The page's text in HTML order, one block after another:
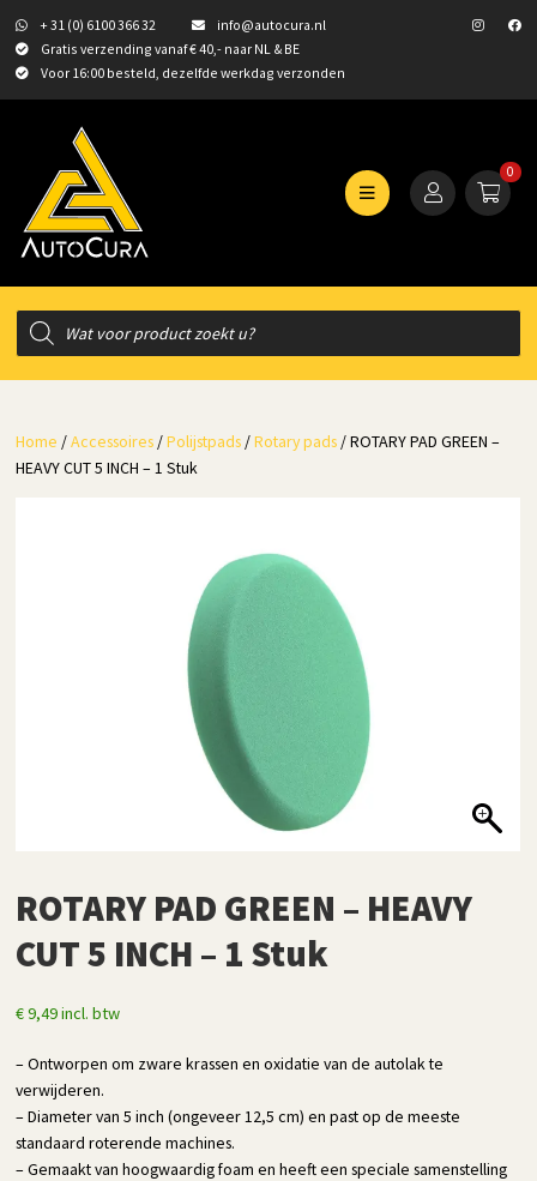
+ 31 (0) 6100 366 32
info@autocura.nl
Gratis verzending vanaf € 40,- naar NL & BE
Voor 16:00 besteld, dezelfde werkdag verzonden
0
Producten
zoeken
Home /Accessoires /Polijstpads /Rotary pads / ROTARY PAD GREEN –
HEAVY CUT 5 INCH – 1 Stuk
ROTARY PAD GREEN – HEAVY
CUT 5 INCH – 1 Stuk
€9,49incl. btw
– Ontworpen om zware krassen en oxidatie van de autolak te
verwijderen.
– Diameter van 5 inch (ongeveer 12,5 cm) en past op de meeste
standaard roterende machines.
– Gemaakt van hoogwaardig foam en heeft een speciale samenstelling